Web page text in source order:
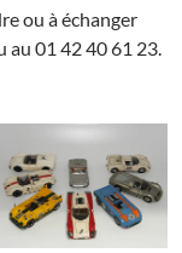
ou à échanger
01 42 40 61 23.